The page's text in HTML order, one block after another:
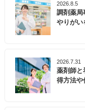
2026.8.5
調剤薬局
やりがい
2026.7.31
薬剤師と
得方法や